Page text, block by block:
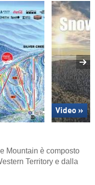
Video »
Mountain è composto
Territory e dalla